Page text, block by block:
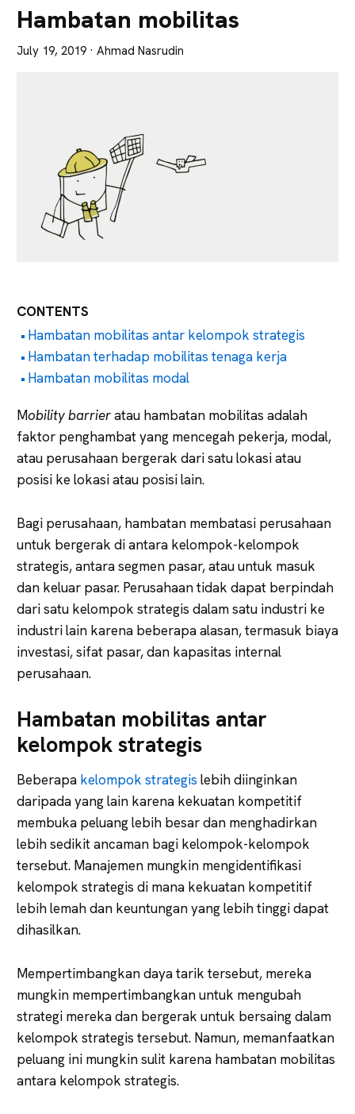
Tajam
Hambatan mobilitas
July 19, 2019 · Ahmad Nasrudin
CONTENTS
Hambatan mobilitas antar kelompok strategis
Hambatan terhadap mobilitas tenaga kerja
Hambatan mobilitas modal
Mobility barrieratau hambatan mobilitas adalah
faktor penghambat yang mencegah pekerja, modal,
atau perusahaan bergerak dari satu lokasi atau
posisi ke lokasi atau posisi lain.
Bagi perusahaan, hambatan membatasi perusahaan
untuk bergerak di antara kelompok-kelompok
strategis, antara segmen pasar, atau untuk masuk
dan keluar pasar. Perusahaan tidak dapat berpindah
dari satu kelompok strategis dalam satu industri ke
industri lain karena beberapa alasan, termasuk biaya
investasi, sifat pasar, dan kapasitas internal
perusahaan.
Hambatan mobilitas antar
kelompok strategis
Beberapa kelompok strategis lebih diinginkan
daripada yang lain karena kekuatan kompetitif
membuka peluang lebih besar dan menghadirkan
lebih sedikit ancaman bagi kelompok-kelompok
tersebut. Manajemen mungkin mengidentifikasi
kelompok strategis di mana kekuatan kompetitif
lebih lemah dan keuntungan yang lebih tinggi dapat
dihasilkan.
Mempertimbangkan daya tarik tersebut, mereka
mungkin mempertimbangkan untuk mengubah
strategi mereka dan bergerak untuk bersaing dalam
kelompok strategis tersebut. Namun, memanfaatkan
peluang ini mungkin sulit karena hambatan mobilitas
antara kelompok strategis.